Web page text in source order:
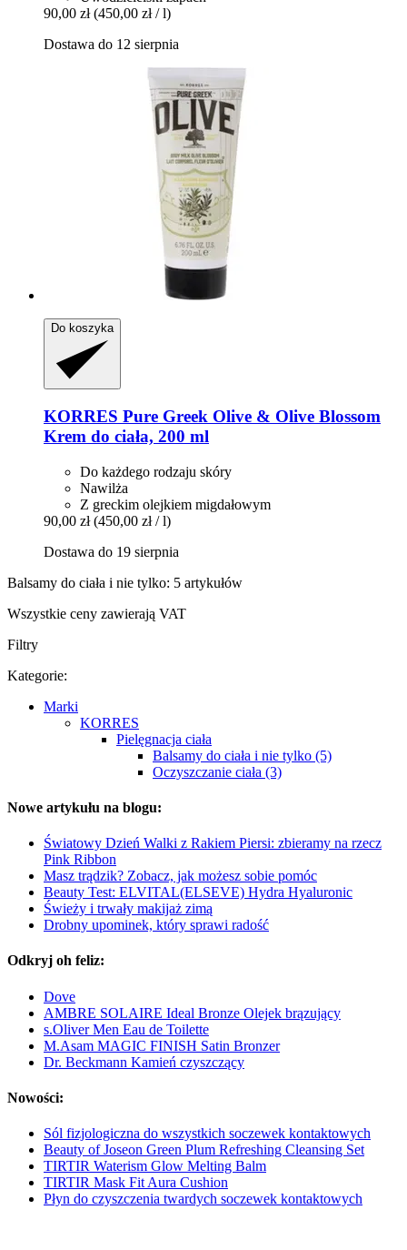
90,00 zł (450,00 zł / l)
Dostawa do 12 sierpnia
Do koszyka
KORRES Pure Greek Olive & Olive Blossom
Krem do ciała, 200 ml
Do każdego rodzaju skóry
Nawilża
Z greckim olejkiem migdałowym
90,00 zł (450,00 zł / l)
Dostawa do 19 sierpnia
Balsamy do ciała i nie tylko: 5 artykułów
Wszystkie ceny zawierają VAT
Filtry
Kategorie:
Marki
KORRES
Pielęgnacja ciała
Balsamy do ciała i nie tylko (5)
Oczyszczanie ciała (3)
Nowe artykułu na blogu:
Światowy Dzień Walki z Rakiem Piersi: zbieramy na rzecz
Pink Ribbon
Masz trądzik? Zobacz, jak możesz sobie pomóc
Beauty Test: ELVITAL(ELSEVE) Hydra Hyaluronic
Świeży i trwały makijaż zimą
Drobny upominek, który sprawi radość
Odkryj oh feliz:
Dove
AMBRE SOLAIRE Ideal Bronze Olejek brązujący
s.Oliver Men Eau de Toilette
M.Asam MAGIC FINISH Satin Bronzer
Dr. Beckmann Kamień czyszczący
Nowości:
Sól fizjologiczna do wszystkich soczewek kontaktowych
Beauty of Joseon Green Plum Refreshing Cleansing Set
TIRTIR Waterism Glow Melting Balm
TIRTIR Mask Fit Aura Cushion
Płyn do czyszczenia twardych soczewek kontaktowych